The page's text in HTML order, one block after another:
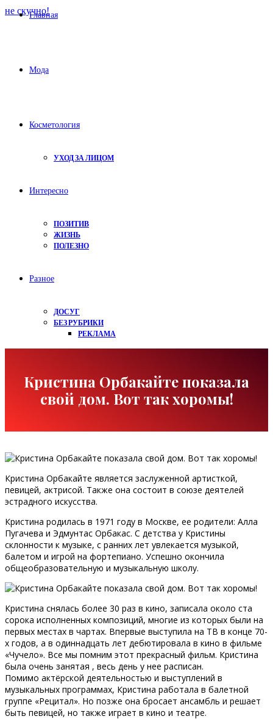
не скучно!
Главная
Мода
Косметология
УХОД ЗА ЛИЦОМ
Интересно
ПОЗИТИВ
ЖИЗНЬ
ПОЛЕЗНО
Разное
ДОСУГ
БЕЗ РУБРИКИ
РЕКЛАМА
Кристина Орбакайте показала
свой дом. Вот так хоромы!
Кристина Орбакайте является заслуженной артисткой,
певицей, актрисой. Также она состоит в союзе деятелей
эстрадного искусства.
Кристина родилась в 1971 году в Москве, ее родители: Алла
Пугачева и Эдмунтас Орбакас. С детства у Кристины
склонности к музыке, с ранних лет увлекается музыкой,
балетом и игрой на фортепиано. Успешно окончила
общеобразовательную и музыкальную школу.
Кристина снялась более 30 раз в кино, записала около ста
сорока исполненных композиций, многие из которых были на
первых местах в чартах. Впервые выступила на ТВ в конце 70-
х годов, а в одиннадцать лет дебютировала в кино в фильме
«Чучело». Все мы помним этот прекрасный фильм. Кристина
была очень занятая , весь день у нее расписан.
Помимо актёрской деятельностью и выступлений в
музыкальных программах, Кристина работала в балетной
группе «Рецитал». Но позже она бросает ансамбль и решает
быть певицей, но также играет в кино и театре.